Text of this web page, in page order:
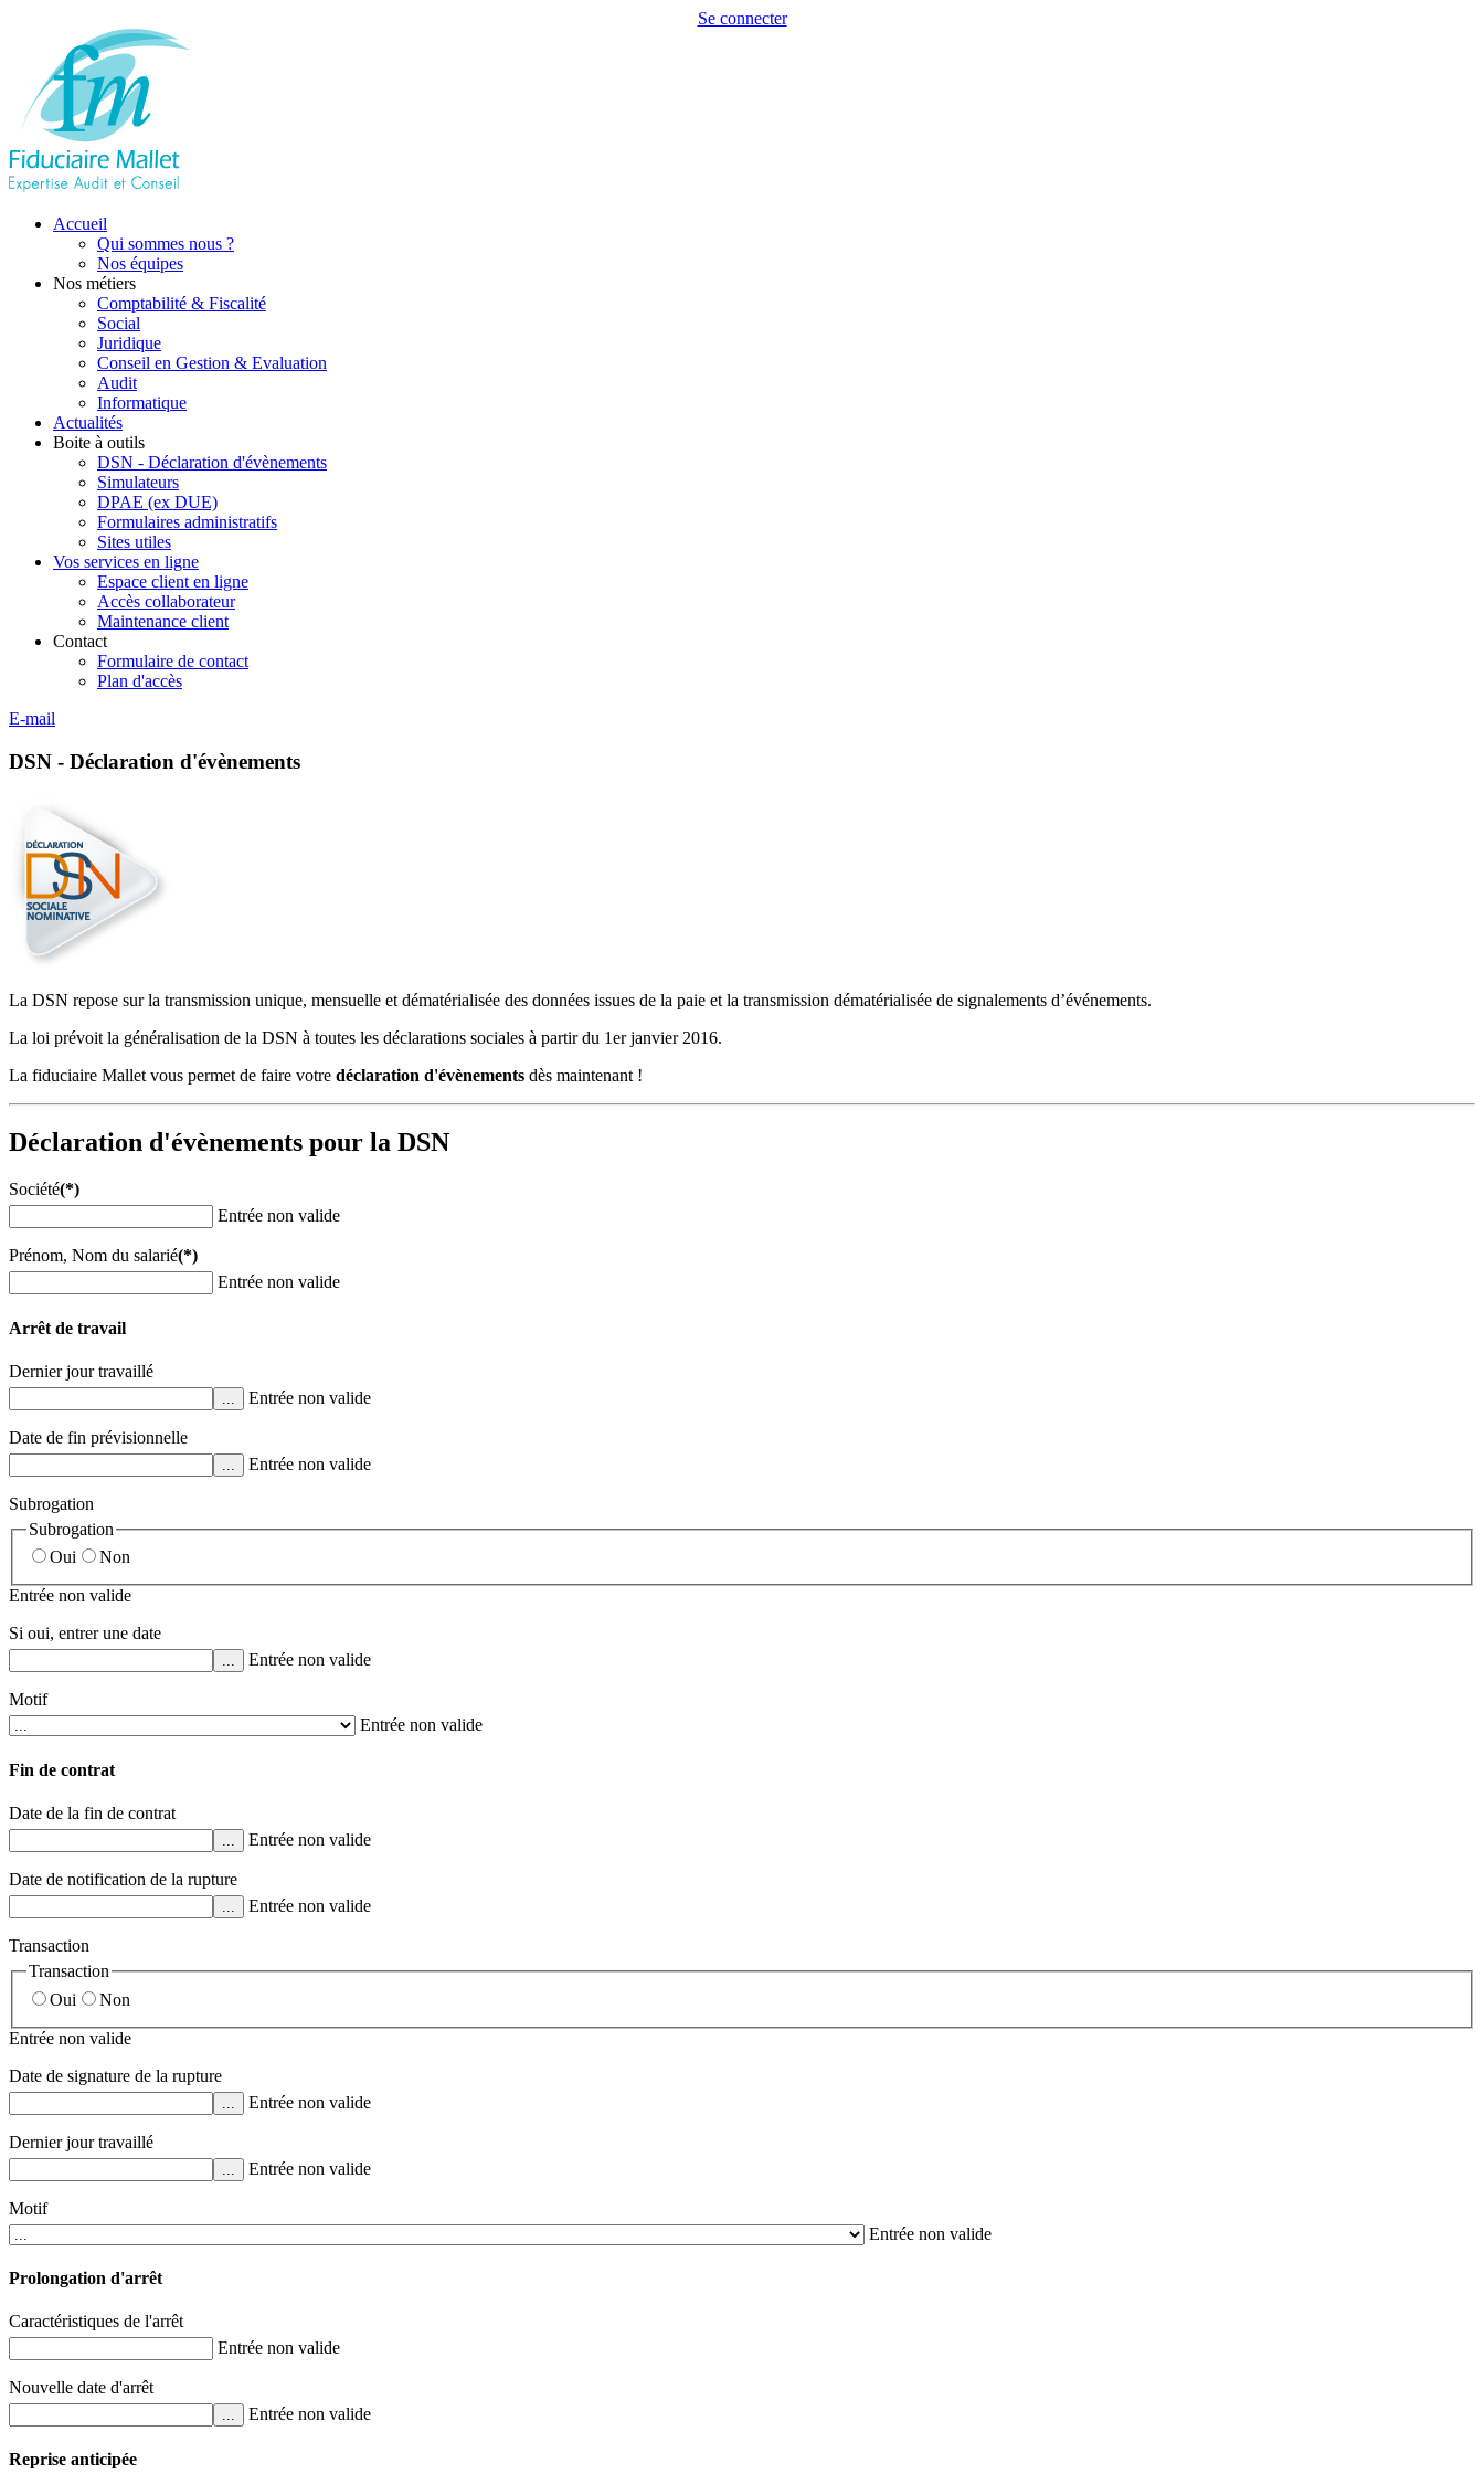
Se connecter
Accueil
Qui sommes nous ?
Nos équipes
Nos métiers
Comptabilité & Fiscalité
Social
Juridique
Conseil en Gestion & Evaluation
Audit
Informatique
Actualités
Boite à outils
DSN - Déclaration d'évènements
Simulateurs
DPAE (ex DUE)
Formulaires administratifs
Sites utiles
Vos services en ligne
Espace client en ligne
Accès collaborateur
Maintenance client
Contact
Formulaire de contact
Plan d'accès
E-mail
DSN - Déclaration d'évènements
La DSN repose sur la transmission unique, mensuelle et dématérialisée des données issues de la paie et la transmission dématérialisée de signalements d’événements.
La loi prévoit la généralisation de la DSN à toutes les déclarations sociales à partir du 1er janvier 2016.
La fiduciaire Mallet vous permet de faire votre déclaration d'évènements dès maintenant !
Déclaration d'évènements pour la DSN
Société(*)
Entrée non valide
Prénom, Nom du salarié(*)
Entrée non valide
Arrêt de travail
Dernier jour travaillé
Entrée non valide
Date de fin prévisionnelle
Entrée non valide
Subrogation
Subrogation
Oui
Non
Entrée non valide
Si oui, entrer une date
... Entrée non valide
Motif
Entrée non valide
Fin de contrat
Date de la fin de contrat
Entrée non valide
Date de notification de la rupture
Entrée non valide
Transaction
Transaction
Oui
Non
Entrée non valide
Date de signature de la rupture
Entrée non valide
Dernier jour travaillé
Entrée non valide
Motif
Entrée non valide
Prolongation d'arrêt
Caractéristiques de l'arrêt
Entrée non valide
Nouvelle date d'arrêt
... Entrée non valide
Reprise anticipée